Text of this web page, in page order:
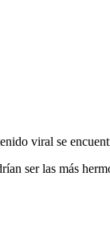
viral se
ser las más